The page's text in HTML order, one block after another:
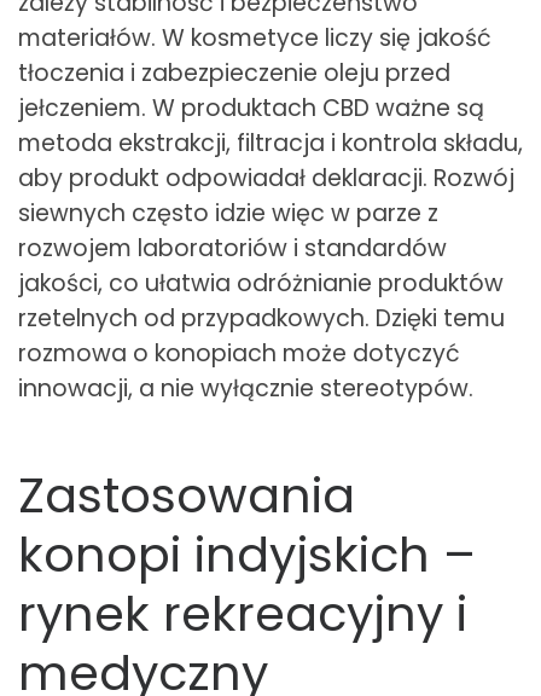
materiałów. W kosmetyce liczy się jakość
tłoczenia i zabezpieczenie oleju przed
jełczeniem. W produktach CBD ważne są
metoda ekstrakcji, filtracja i kontrola składu,
aby produkt odpowiadał deklaracji. Rozwój
siewnych często idzie więc w parze z
rozwojem laboratoriów i standardów
jakości, co ułatwia odróżnianie produktów
rzetelnych od przypadkowych. Dzięki temu
rozmowa o konopiach może dotyczyć
innowacji, a nie wyłącznie stereotypów.
Zastosowania
konopi indyjskich –
rynek rekreacyjny i
medyczny